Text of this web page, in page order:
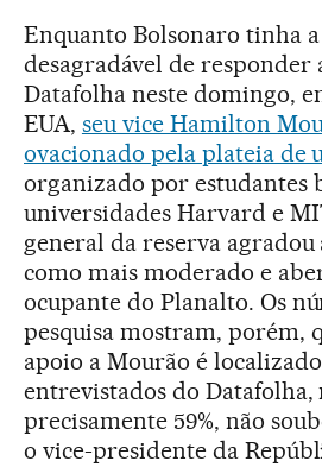
Enquanto Bolsonaro tinha
desagradável de responder
Datafolha neste domingo,
EUA, seu vice Hamilton
ovacionado pela plateia de
organizado por estudantes
universidades Harvard e
general da reserva agradou
como mais moderado e
ocupante do Planalto. Os
pesquisa mostram, porém,
apoio a Mourão é
entrevistados do Datafolha,
precisamente 59%, não
o vice-presidente da